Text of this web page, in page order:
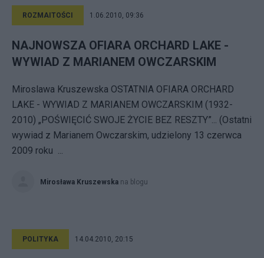
ROZMAITOŚCI 1.06.2010, 09:36
NAJNOWSZA OFIARA ORCHARD LAKE -
WYWIAD Z MARIANEM OWCZARSKIM
Miroslawa Kruszewska OSTATNIA OFIARA ORCHARD
LAKE - WYWIAD Z MARIANEM OWCZARSKIM (1932-
2010) „POŚWIĘCIĆ SWOJE ŻYCIE BEZ RESZTY”... (Ostatni
wywiad z Marianem Owczarskim, udzielony 13 czerwca
2009 roku ...
Mirosława Kruszewska na blogu
POLITYKA 14.04.2010, 20:15